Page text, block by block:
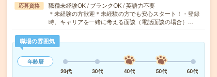
応募資格
職種未経験OK / ブランクOK / 英語力不要
＊未経験の方歓迎＊未経験の方でも安心スタート！・登録
時、キャリアを一緒に考える面談（電話面談の場合）…
職場の雰囲気
年齢層
20代
30代 40代 50代
60代